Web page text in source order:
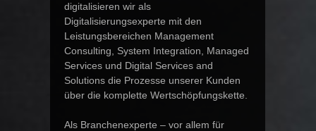
digitalisieren wir als
Digitalisierungsexperte mit den
Leistungsbereichen Management
Consulting, System Integration, Managed
Services und Digital Services and
Solutions die Prozesse unserer Kunden
über die komplette Wertschöpfungskette.
Als Branchenexperte – vor allem für